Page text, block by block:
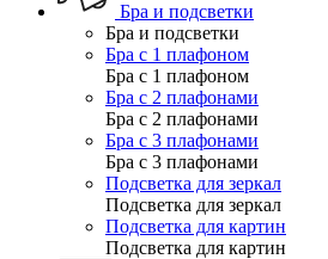
Бра и подсветки
Бра и подсветки
Бра с 1 плафоном
Бра с 1 плафоном
Бра с 2 плафонами
Бра с 2 плафонами
Бра с 3 плафонами
Бра с 3 плафонами
Подсветка для зеркал
Подсветка для зеркал
Подсветка для картин
Подсветка для картин